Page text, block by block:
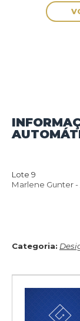
Lote 9
Marlene Gunter -
Categoria: